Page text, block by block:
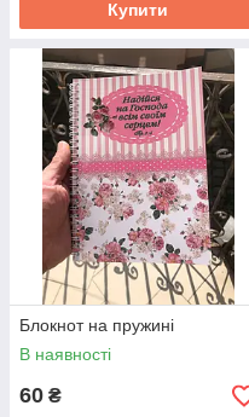
Купити
Блокнот на пружині
В наявності
60 ₴